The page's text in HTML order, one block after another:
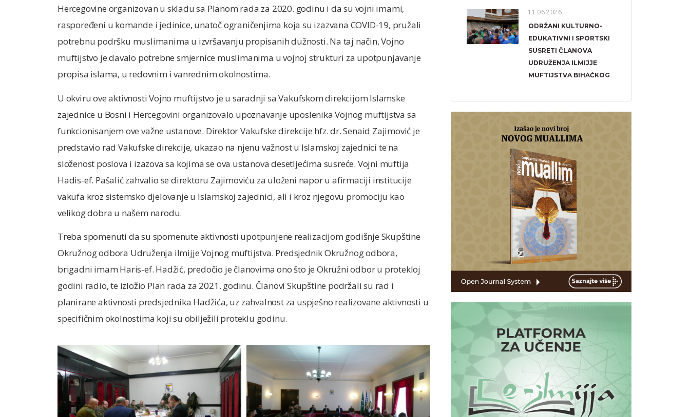
Hercegovine organizovan u skladu sa Planom rada za 2020. godinu i da su vojni imami,
raspoređeni u komande i jedinice, unatoč ograničenjima koja su izazvana COVID-19, pružali
potrebnu podršku muslimanima u izvršavanju propisanih dužnosti. Na taj način, Vojno
muftijstvo je davalo potrebne smjernice muslimanima u vojnoj strukturi za upotpunjavanje
propisa islama, u redovnim i vanrednim okolnostima.
U okviru ove aktivnosti Vojno muftijstvo je u saradnji sa Vakufskom direkcijom Islamske
zajednice u Bosni i Hercegovini organizovalo upoznavanje uposlenika Vojnog muftijstva sa
funkcionisanjem ove važne ustanove. Direktor Vakufske direkcije hfz. dr. Senaid Zajimović je
predstavio rad Vakufske direkcije, ukazao na njenu važnost u Islamskoj zajednici te na
složenost poslova i izazova sa kojima se ova ustanova desetljećima susreće. Vojni muftija
Hadis-ef. Pašalić zahvalio se direktoru Zajimoviću za uloženi napor u afirmaciji institucije
vakufa kroz sistemsko djelovanje u Islamskoj zajednici, ali i kroz njegovu promociju kao
velikog dobra u našem narodu.
Treba spomenuti da su spomenute aktivnosti upotpunjene realizacijom godišnje Skupštine
Okružnog odbora Udruženja ilmijje Vojnog muftijstva. Predsjednik Okružnog odbora,
brigadni imam Haris-ef. Hadžić, predočio je članovima ono što je Okružni odbor u protekloj
godini radio, te izložio Plan rada za 2021. godinu. Članovi Skupštine podržali su rad i
planirane aktivnosti predsjednika Hadžića, uz zahvalnost za uspješno realizovane aktivnosti u
specifičnim okolnostima koji su obilježili proteklu godinu.
11.06.2026.
ODRŽANI KULTURNO-
EDUKATIVNI I SPORTSKI
SUSRETI ČLANOVA
UDRUŽENJA ILMIJJE
MUFTIJSTVA BIHAĆKOG